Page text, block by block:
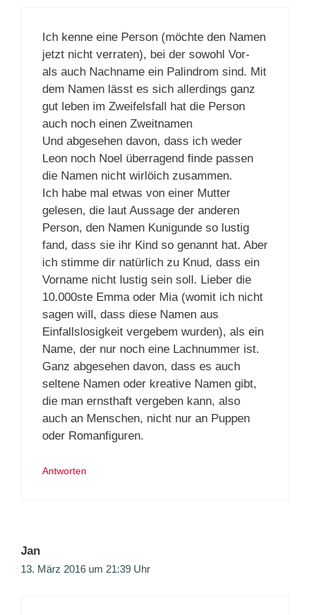
Ich kenne eine Person (möchte den Namen
jetzt nicht verraten), bei der sowohl Vor-
als auch Nachname ein Palindrom sind. Mit
dem Namen lässt es sich allerdings ganz
gut leben im Zweifelsfall hat die Person
auch noch einen Zweitnamen
Und abgesehen davon, dass ich weder
Leon noch Noel überragend finde passen
die Namen nicht wirlöich zusammen.
Ich habe mal etwas von einer Mutter
gelesen, die laut Aussage der anderen
Person, den Namen Kunigunde so lustig
fand, dass sie ihr Kind so genannt hat. Aber
ich stimme dir natürlich zu Knud, dass ein
Vorname nicht lustig sein soll. Lieber die
10.000ste Emma oder Mia (womit ich nicht
sagen will, dass diese Namen aus
Einfallslosigkeit vergebem wurden), als ein
Name, der nur noch eine Lachnummer ist.
Ganz abgesehen davon, dass es auch
seltene Namen oder kreative Namen gibt,
die man ernsthaft vergeben kann, also
auch an Menschen, nicht nur an Puppen
oder Romanfiguren.
Antworten
Jan
13. März 2016 um 21:39 Uhr